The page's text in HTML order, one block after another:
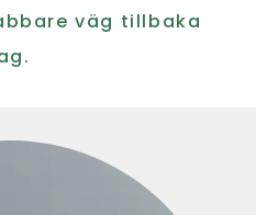
väg tillbaka